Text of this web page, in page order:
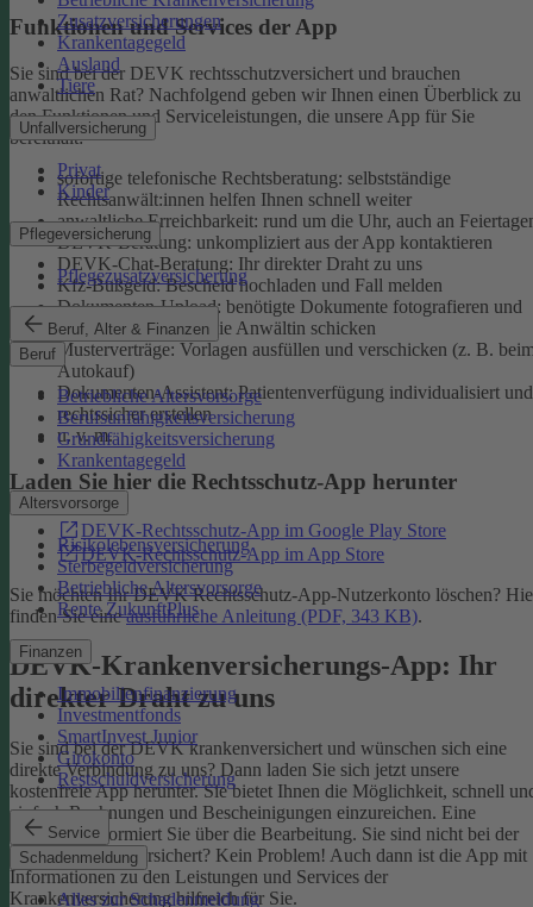
Zusatzversicherungen
Krankentagegeld
Ausland
Tiere
Unfallversicherung
Privat
Kinder
Pflegeversicherung
Pflegezusatzversicherung
Beruf, Alter & Finanzen
Beruf
Betriebliche Altersvorsorge
Berufsunfähigkeitsversicherung
Grundfähigkeitsversicherung
Krankentagegeld
Altersvorsorge
Risikolebensversicherung
Sterbegeldversicherung
Betriebliche Altersvorsorge
Rente ZukunftPlus
Finanzen
Immobilienfinanzierung
Investmentfonds
SmartInvest Junior
Girokonto
Restschuldversicherung
Service
Schadenmeldung
Alles zur Schadenmeldung
Funktionen und Services der App
Sie sind bei der DEVK rechtsschutzversichert und brauchen
anwaltlichen Rat? Nachfolgend geben wir Ihnen einen Überblick zu
den Funktionen und Serviceleistungen, die unsere App für Sie
bereithält:
sofortige telefonische Rechtsberatung: selbstständige
Rechtsanwält:innen helfen Ihnen schnell weiter
anwaltliche Erreichbarkeit: rund um die Uhr, auch an
DEVK-Beratung: unkompliziert aus der App kontaktieren
DEVK-Chat-Beratung: Ihr direkter Draht zu uns
Kfz-Bußgeld: Bescheid hochladen und Fall melden
Dokumenten-Upload: benötigte Dokumente fotografieren und
an den Anwalt oder die Anwältin schicken
Musterverträge: Vorlagen ausfüllen und verschicken (z. B.
Autokauf)
Dokumenten-Assistent: Patientenverfügung individualisiert und
rechtssicher erstellen
u. v. m.
Laden Sie hier die Rechtsschutz-App herunter
DEVK-Rechtsschutz-App im Google Play Store
DEVK-Rechtsschutz-App im App Store
Sie möchten Ihr DEVK Rechtsschutz-App-Nutzerkonto löschen?
finden Sie eineausführliche Anleitung (PDF, 343 KB).
DEVK-Krankenversicherungs-App: Ihr
direkter Draht zu uns
Sie sind bei der DEVK krankenversichert und wünschen sich eine
direkte Verbindung zu uns? Dann laden Sie sich jetzt unsere
kostenfreie App herunter. Sie bietet Ihnen die Möglichkeit, schnell
einfach Rechnungen und Bescheinigungen einzureichen. Eine
Nachricht informiert Sie über die Bearbeitung. Sie sind nicht bei der
DEVK krankenversichert? Kein Problem! Auch dann ist die App mit
Informationen zu den Leistungen und Services der
Krankenversicherung hilfreich für Sie.